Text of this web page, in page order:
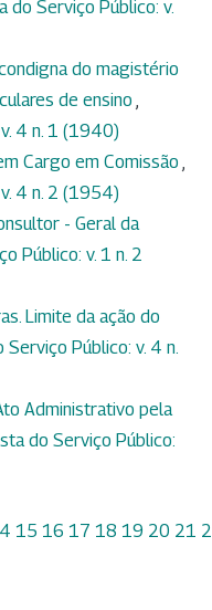
do Serviço Público: v.
do magistério
de ensino ,
4 n. 1 (1940)
Cargo em Comissão ,
4 n. 2 (1954)
- Geral da
Público: v. 1 n. 2
Limite da ação do
Serviço Público: v. 4 n.
Administrativo pela
do Serviço Público:
15 16 17 18 19 20 21